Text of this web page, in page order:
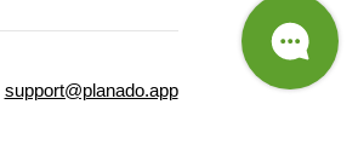
support@planado.app